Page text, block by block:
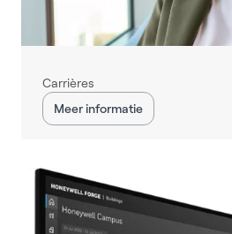
Carrières
Meer informatie